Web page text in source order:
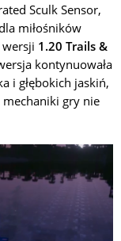
Sculk Sensor,
miłośników
1.20 Trails &
kontynuowała
i głębokich jaskiń,
mechaniki gry nie